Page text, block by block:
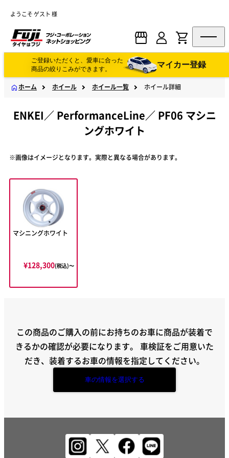
ようこそ ゲスト 様
ご登録いただくと、愛車に合った
商品の絞りこみができます。
マイカー登録
ホーム ホイール ホイール一覧 ホイール詳細
ENKEI／ PerformanceLine／ PF06 マシニ
ングホワイト
※画像はイメージとなります。実際と異なる場合があります。
マシニングホワイト
¥128,300(税込)〜
この商品のご購入の前にお持ちのお車に商品が装着で
きるかの確認が必要になります。 車検証をご用意いた
だき、装着するお車の情報を指定してください。
車の情報を選択する